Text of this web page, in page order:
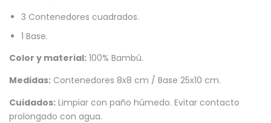
3 Contenedores cuadrados.
1 Base.
Color y material: 100% Bambú.
Medidas: Contenedores 8x8 cm / Base 25x10 cm.
Cuidados: Limpiar con paño húmedo. Evitar contacto
prolongado con agua.